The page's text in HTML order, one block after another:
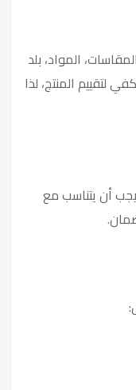
المواد، بلد
لتقييم المنتج، لذا
أن يتناسب مع
.
: